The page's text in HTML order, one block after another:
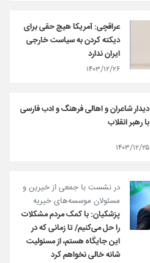
عراقچی: آمریکا هیچ حقی برای
دیکته کردن به سیاست خارجی
ایران ندارد
۱۴۰۳/۱۲/۲۶
دیدار شاعران و اهالی فرهنگ و ادب فارسی
با رهبر انقلاب
۱۴۰۳/۱۲/۲۵
در نشست با جمعی از خیرین و
مسئولان موسسه‌های خیریه
پزشکیان: با کمک مردم مشکلات
را حل می‌کنیم/ تا زمانی که در
این جایگاه هستم، از مسئولیت
شانه خالی نخواهم کرد